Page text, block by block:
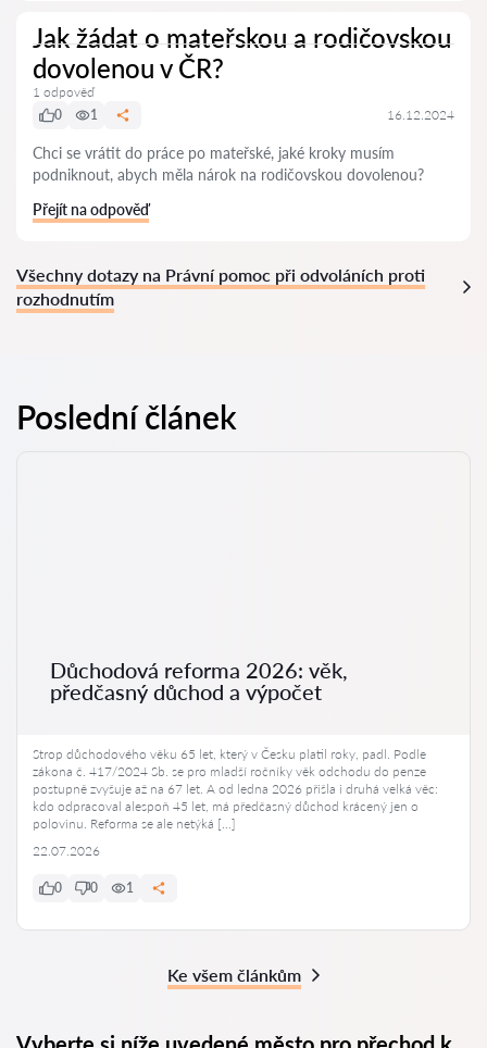
Jak žádat o mateřskou a rodičovskou
dovolenou v ČR?
1 odpověď
0
1 16.12.2024
Chci se vrátit do práce po mateřské, jaké kroky musím
podniknout, abych měla nárok na rodičovskou dovolenou?
Přejít na odpověď
Všechny dotazy na Právní pomoc při odvoláních proti
rozhodnutím
Poslední článek
Důchodová reforma 2026: věk,
předčasný důchod a výpočet
Strop důchodového věku 65 let, který v Česku platil roky, padl. Podle
zákona č. 417/2024 Sb. se pro mladší ročníky věk odchodu do penze
postupně zvyšuje až na 67 let. A od ledna 2026 přišla i druhá velká věc:
kdo odpracoval alespoň 45 let, má předčasný důchod krácený jen o
polovinu. Reforma se ale netýká […]
22.07.2026
0 0 1
Ke všem článkům